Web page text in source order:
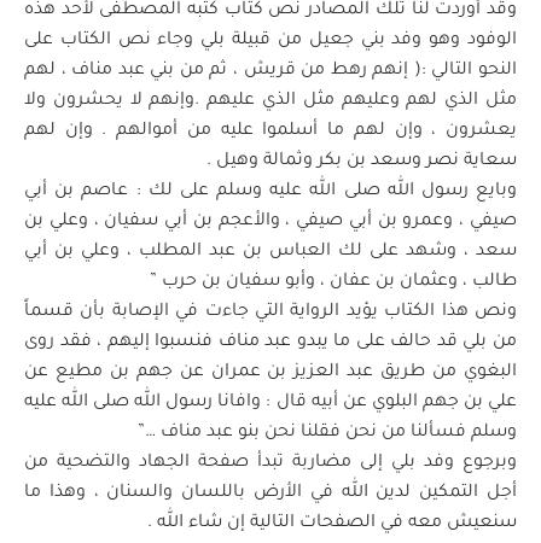
وقد أوردت لنا تلك المصادر نص كتاب كتبه المصطفى لأحد هذه
الوفود وهو وفد بني جعيل من قبيلة بلي وجاء نص الكتاب على
النحو التالي :( إنهم رهط من قريش ، ثم من بني عبد مناف ، لهم
مثل الذي لهم وعليهم مثل الذي عليهم .وإنهم لا يحشرون ولا
يعشرون ، وإن لهم ما أسلموا عليه من أموالهم . وإن لهم
سعاية نصر وسعد بن بكر وثمالة وهيل .
وبايع رسول الله صلى الله عليه وسلم على لك : عاصم بن أبي
صيفي ، وعمرو بن أبي صيفي ، والأعجم بن أبي سفيان ، وعلي بن
سعد ، وشهد على لك العباس بن عبد المطلب ، وعلي بن أبي
طالب ، وعثمان بن عفان ، وأبو سفيان بن حرب ”
ونص هذا الكتاب يؤيد الرواية التي جاءت في الإصابة بأن قسماً
من بلي قد حالف على ما يبدو عبد مناف فنسبوا إليهم ، فقد روى
البغوي من طريق عبد العزيز بن عمران عن جهم بن مطيع عن
علي بن جهم البلوي عن أبيه قال : وافانا رسول الله صلى الله عليه
وسلم فسألنا من نحن فقلنا نحن بنو عبد مناف …”
وبرجوع وفد بلي إلى مضاربة تبدأ صفحة الجهاد والتضحية من
أجل التمكين لدين الله في الأرض باللسان والسنان ، وهذا ما
سنعيش معه في الصفحات التالية إن شاء الله .